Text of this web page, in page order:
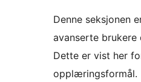
Denne seksjonen
avanserte brukere
Dette er vist her
opplæringsformål.